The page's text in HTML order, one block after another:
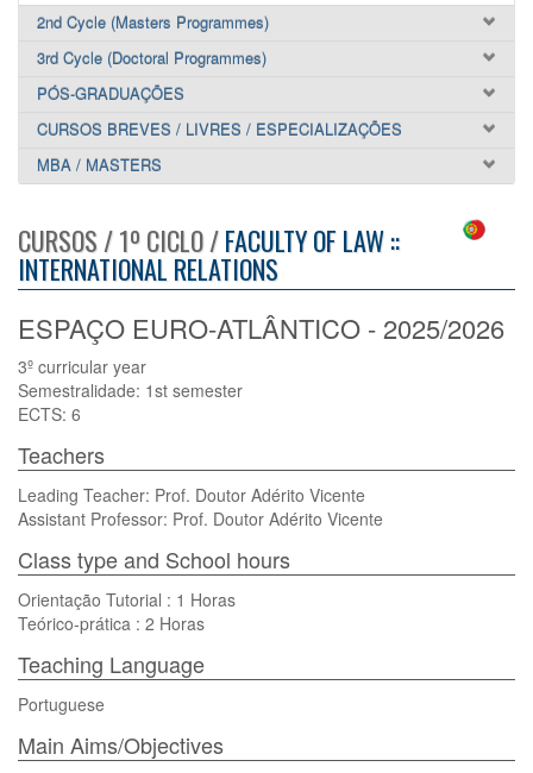
2nd Cycle (Masters Programmes)
3rd Cycle (Doctoral Programmes)
PÓS-GRADUAÇÕES
CURSOS BREVES / LIVRES / ESPECIALIZAÇÕES
MBA / MASTERS
CURSOS / 1º CICLO /FACULTY OF LAW ::
INTERNATIONAL RELATIONS
ESPAÇO EURO-ATLÂNTICO - 2025/2026
3º curricular year
Semestralidade: 1st semester
ECTS: 6
Teachers
Leading Teacher: Prof. Doutor Adérito Vicente
Assistant Professor: Prof. Doutor Adérito Vicente
Class type and School hours
Orientação Tutorial : 1 Horas
Teórico-prática : 2 Horas
Teaching Language
Portuguese
Main Aims/Objectives